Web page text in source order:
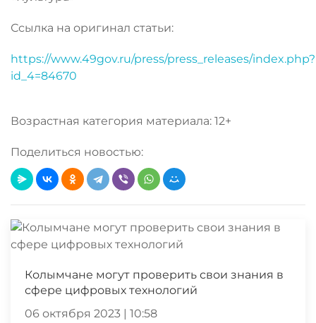
Ссылка на оригинал статьи:
https://www.49gov.ru/press/press_releases/index.php?
id_4=84670
Возрастная категория материала: 12+
Поделиться новостью:
Колымчане могут проверить свои знания в
сфере цифровых технологий
06 октября 2023 | 10:58